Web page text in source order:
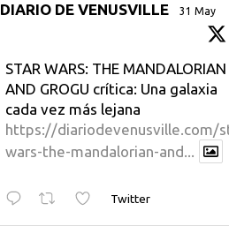
DIARIO DE VENUSVILLE 31 May
STAR WARS: THE MANDALORIAN
AND GROGU crítica: Una galaxia
cada vez más lejana
https://diariodevenusville.com/
wars-the-mandalorian-and...
Twitter